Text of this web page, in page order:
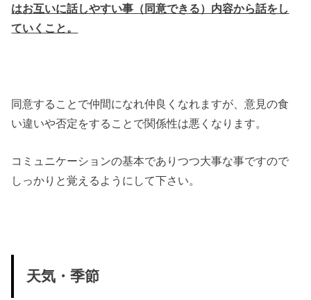
はお互いに話しやすい事（同意できる）内容から話をし
ていくこと。
同意することで仲間になれ仲良くなれますが、意見の食
い違いや否定をすることで関係性は悪くなります。
コミュニケーションの基本でありつつ大事な事ですので
しっかりと覚えるようにして下さい。
天気・季節